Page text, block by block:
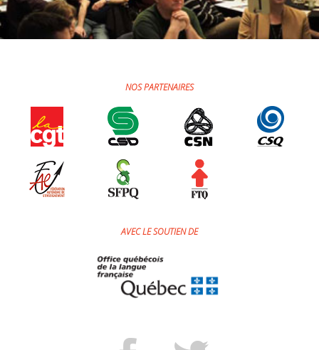
NOS PARTENAIRES
AVEC LE SOUTIEN DE